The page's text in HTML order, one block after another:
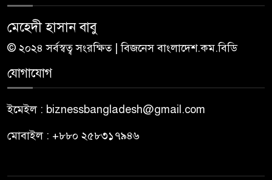
মেহেদী হাসান বাবু
© ২০২৪ সর্বস্বত্ব সংরক্ষিত | বিজনেস বাংলাদেশ.কম.বিডি
যোগাযোগ
ইমেইল : biznessbangladesh@gmail.com
মোবাইল : +৮৮০ ২৫৮৩১৭৯৪৬